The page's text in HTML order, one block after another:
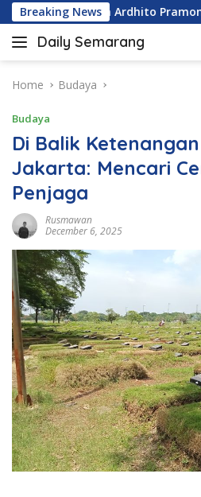
Skip
to
content
Breaking News
dan Ardhito Pramono?
Daily Semarang
"Semarang
Ini:
Terkini
untuk
Anda"
Home Budaya
Budaya
Di Balik
Jakarta: Mencari
Penjaga
Rusmawan
December 6, 2025